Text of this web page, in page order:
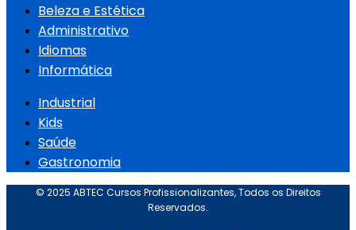
Beleza e Estética
Administrativo
Idiomas
Informática
Industrial
Kids
Saúde
Gastronomia
© 2025 ABTEC Cursos Profissionalizantes, Todos os Direitos
Reservados.